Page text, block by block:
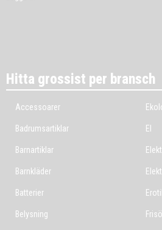
Hitta grossist per bransch
Accessoarer
Badrumsartiklar
Barnartiklar
Barnkläder
Batterier
Belysning
El